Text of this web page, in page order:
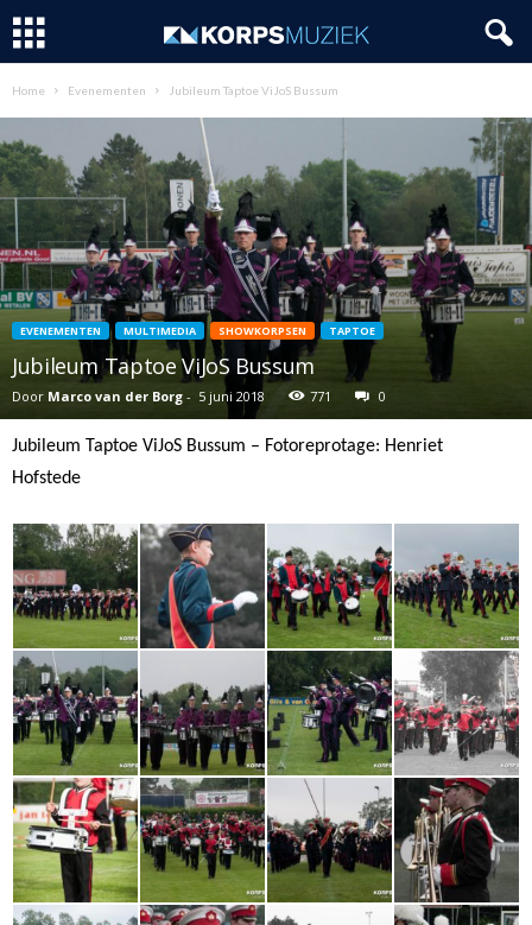
Home Evenementen Jubileum Taptoe ViJoS Bussum
EVENEMENTEN MULTIMEDIA SHOWKORPSEN TAPTOE
Jubileum Taptoe ViJoS Bussum
Door Marco van der Borg - 5 juni 2018 771 0
Jubileum Taptoe ViJoS Bussum – Fotoreprotage: Henriet
Hofstede